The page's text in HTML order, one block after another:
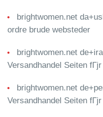
brightwomen.net
ordre brude websteder
brightwomen.net
Versandhandel Seiten
brightwomen.net
Versandhandel Seiten